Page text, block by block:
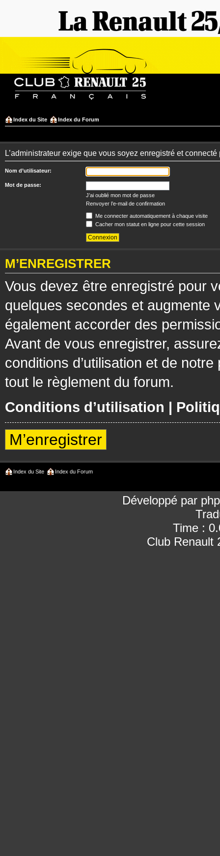
Index du Site Index du Forum
L’administrateur exige que vous soyez enregistré et
Nom d’utilisateur:
Mot de passe:
J’ai oublié mon mot de passe
Renvoyer l’e-mail de confirmation
Me connecter automatiquement à chaque visite
Cacher mon statut en ligne pour cette session
M’ENREGISTRER
Vous devez être enregistré pour
quelques secondes et augmente
également accorder des
Avant de vous enregistrer,
conditions d’utilisation et de
tout le règlement du forum.
Conditions d’utilisation |
M’enregistrer
Index du Site Index du Forum
Développé par
Time :
Club Renault